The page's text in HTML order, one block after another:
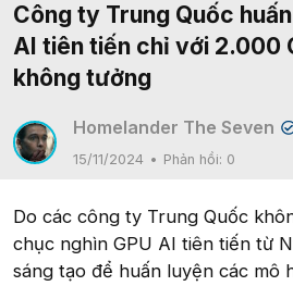
Công ty Trung Quốc
AI tiên tiến chỉ với 2.000
không tưởng
Homelander The Seven ✔
15/11/2024
Phản hồi: 0
Do các công ty Trung Quốc
chục nghìn GPU AI tiên tiến từ
sáng tạo để huấn luyện các mô